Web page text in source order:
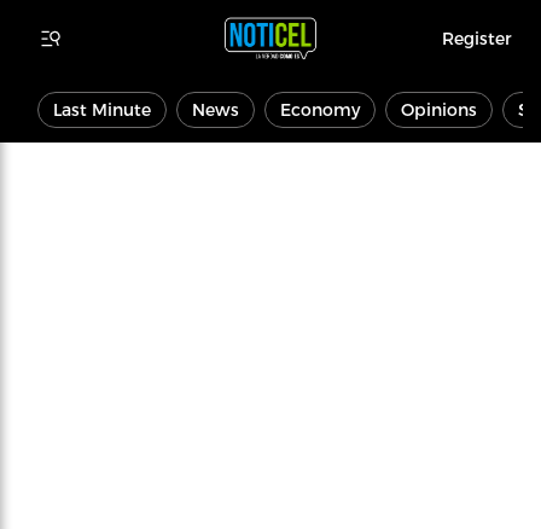
Register
Last Minute News Economy Opinions